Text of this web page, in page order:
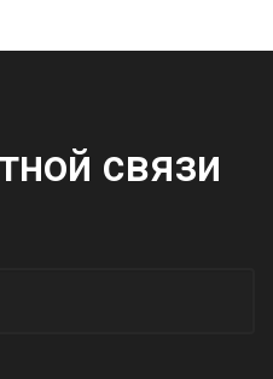
связи